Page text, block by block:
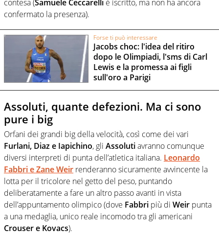
contesa (Samuele Ceccarelli è iscritto, ma non ha ancora
confermato la presenza).
Forse ti può interessare
Jacobs choc: l'idea del ritiro
dopo le Olimpiadi, l'sms di Carl
Lewis e la promessa ai figli
sull'oro a Parigi
Assoluti, quante defezioni. Ma ci sono
pure i big
Orfani dei grandi big della velocità, così come dei vari
Furlani, Diaz e Iapichino, gli Assolutiavranno comunque
diversi interpreti di punta dell’atletica italiana. Leonardo
Fabbri e Zane Weir renderanno sicuramente avvincente la
lotta per il tricolore nel getto del peso, puntando
deliberatamente a fare un altro passo avanti in vista
dell’appuntamento olimpico (dove Fabbri più di Weir punta
a una medaglia, unico reale incomodo tra gli americani
Crouser e Kovacs).